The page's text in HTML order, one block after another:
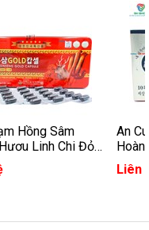
Hồng Sâm
Linh Chi Đỏ
An
Hàn
Liên